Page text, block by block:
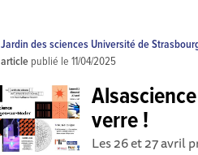
Jardin des sciences Université de
article publié le11/04/2025
verre !
Les 26 et 27 avril